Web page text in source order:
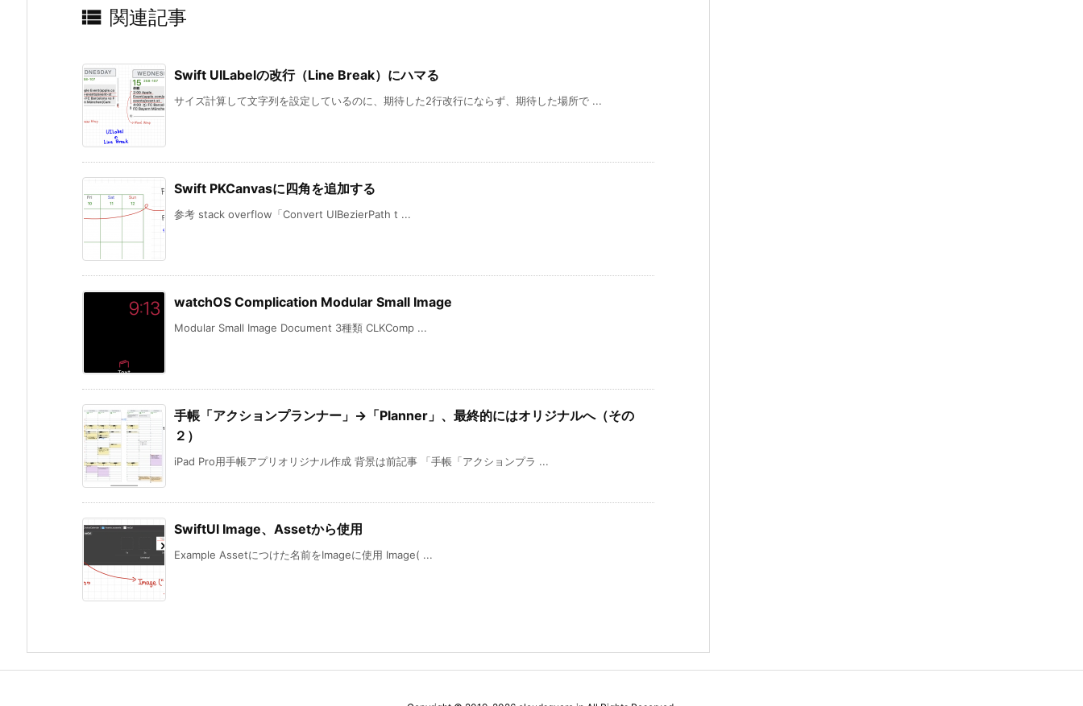
 関連記事
Swift UILabelの改行（Line Break）にハマる
サイズ計算して文字列を設定しているのに、期待した2行改行にならず、期待した場所で ...
Swift PKCanvasに四角を追加する
参考 stack overflow「Convert UIBezierPath t ...
watchOS Complication Modular Small Image
Modular Small Image Document 3種類 CLKComp ...
手帳「アクションプランナー」→「Planner」、最終的にはオリジナルへ（その
２）
iPad Pro用手帳アプリオリジナル作成 背景は前記事 「手帳「アクションプラ ...
SwiftUI Image、Assetから使用
Example Assetにつけた名前をImageに使用 Image( ...